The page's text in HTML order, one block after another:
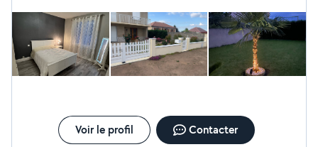
Voir le profil Contacter